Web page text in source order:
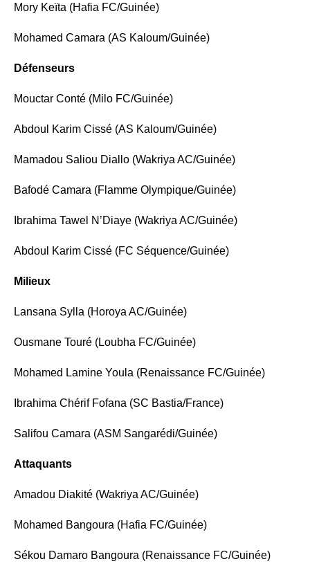
Mory Keïta (Hafia FC/Guinée)
Mohamed Camara (AS Kaloum/Guinée)
Défenseurs
Mouctar Conté (Milo FC/Guinée)
Abdoul Karim Cissé (AS Kaloum/Guinée)
Mamadou Saliou Diallo (Wakriya AC/Guinée)
Bafodé Camara (Flamme Olympique/Guinée)
Ibrahima Tawel N’Diaye (Wakriya AC/Guinée)
Abdoul Karim Cissé (FC Séquence/Guinée)
Milieux
Lansana Sylla (Horoya AC/Guinée)
Ousmane Touré (Loubha FC/Guinée)
Mohamed Lamine Youla (Renaissance FC/Guinée)
Ibrahima Chérif Fofana (SC Bastia/France)
Salifou Camara (ASM Sangarédi/Guinée)
Attaquants
Amadou Diakité (Wakriya AC/Guinée)
Mohamed Bangoura (Hafia FC/Guinée)
Sékou Damaro Bangoura (Renaissance FC/Guinée)